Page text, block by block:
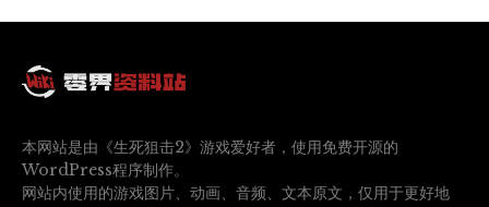
本网站是由《生死狙击2》游戏爱好者，使用免费开源的
WordPress程序制作。
网站内使用的游戏图片、动画、音频、文本原文，仅用于更好地